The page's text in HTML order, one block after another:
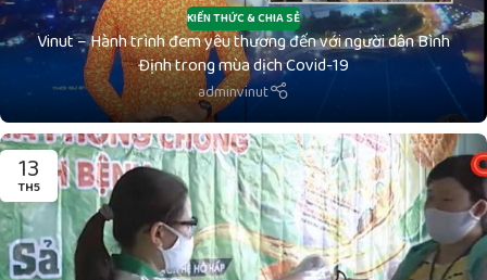
KIẾN THỨC & CHIA SẺ
Vinut – Hành trình đem yêu thương đến với người dân Bình
Định trong mùa dịch Covid-19
adminvinut
13
TH5